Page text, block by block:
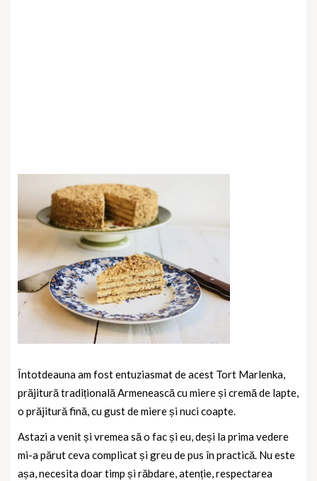
Întotdeauna am fost entuziasmat de acest Tort Marlenka,
prăjitură tradițională Armenească cu miere și cremă de lapte,
o prăjitură fină, cu gust de miere și nuci coapte.
Astazi a venit și vremea să o fac și eu, deși la prima vedere
mi-a părut ceva complicat și greu de pus în practică. Nu este
așa, necesita doar timp și răbdare, atenție, respectarea